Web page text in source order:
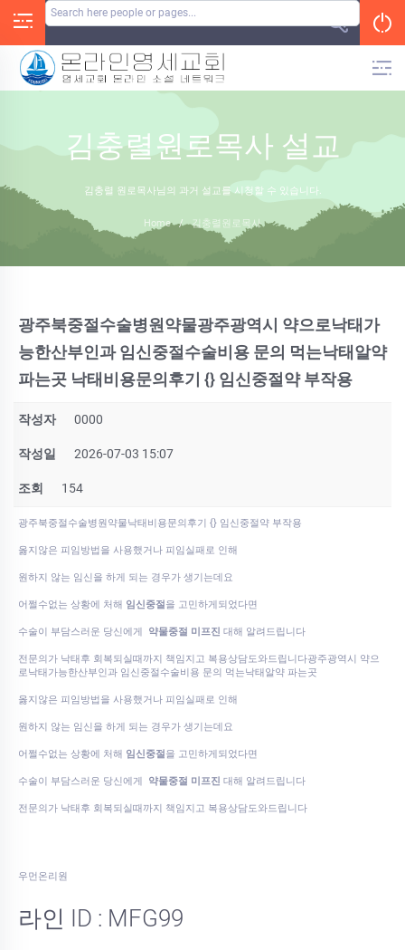
김충렬원로목사 설교
김충렬 원로목사님의 과거 설교를 시청할 수 있습니다.
Home / 김충렬원로목사
광주북중절수술병원약물광주광역시 약으로낙태가
능한산부인과 임신중절수술비용 문의 먹는낙­태알약
파는곳 낙태비용문의후기 {} 임신중절약 부작용
작성자 0000
작성일 2026-07-03 15:07
조회 154
광주북중절수술병원약물낙태비용문의후기 {} 임신중절약 부작용
옳지않은 피임방법을 사용했거나 피임실패로 인해
원하지 않는 임신을 하게 되는 경우가 생기는데요
어쩔수없는 상황에 처해 임신중절을 고민하게되었다면
수술이 부담스러운 당신에게 약물중절 미프진 대해 알려드립니다
전문의가 낙태후 회복되실때까지 책임지고 복용상담도와드립니다광주광역시 약으
로낙태가능한산부인과 임신중절수술비용 문의 먹는낙­태알약 파는곳
옳지않은 피임방법을 사용했거나 피임실패로 인해
원하지 않는 임신을 하게 되는 경우가 생기는데요
어쩔수없는 상황에 처해 임신중절을 고민하게되었다면
수술이 부담스러운 당신에게 약물중절 미프진 대해 알려드립니다
전문의가 낙태후 회복되실때까지 책임지고 복용상담도와드립니다
우먼온리원
라인 ID : MFG99